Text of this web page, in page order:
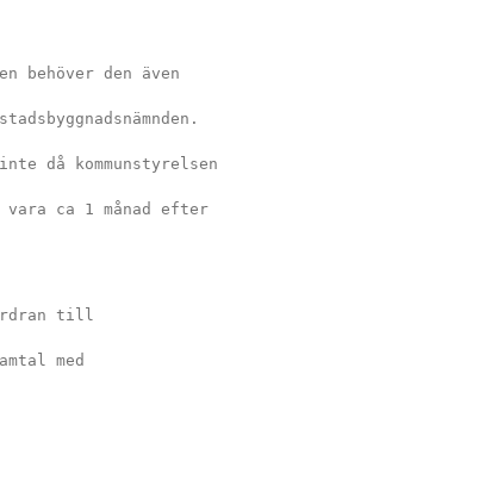
behöver den även
då kommunstyrelsen
ca 1 månad efter
till
med